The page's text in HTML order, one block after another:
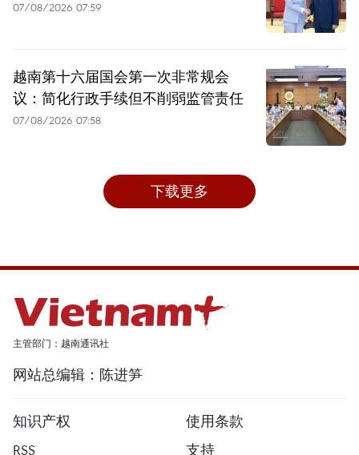
07/08/2026 07:59
越南第十六届国会第一次非常规会
议：简化行政手续但不削弱监管责任
07/08/2026 07:58
下载更多
主管部门：越南通讯社
网站总编辑：陈进笋
知识产权
使用条款
RSS
支持